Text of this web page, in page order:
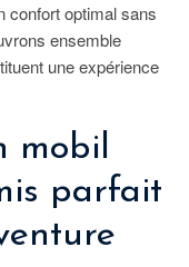
confort optimal sans
ensemble
une expérience
mobil
parfait